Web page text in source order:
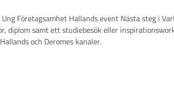
Företagsamhet Hallands event Nästa steg i
diplom samt ett studiebesök eller
och Deromes kanaler.